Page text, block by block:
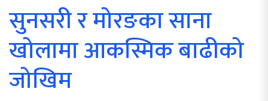
सुनसरी र मोरङका साना
खोलामा आकस्मिक बाढीको
जोखिम